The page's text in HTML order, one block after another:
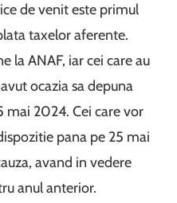
de venit este primul
taxelor aferente.
la ANAF, iar cei care au
ocazia sa depuna
mai 2024. Cei care vor
pana pe 25 mai
avand in vedere
anul anterior.